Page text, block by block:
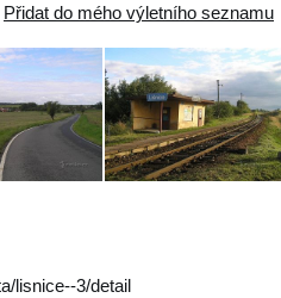
Přidat do mého výletního seznamu
lisnice--3/detail